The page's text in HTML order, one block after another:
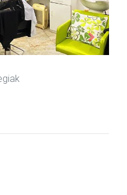
Next